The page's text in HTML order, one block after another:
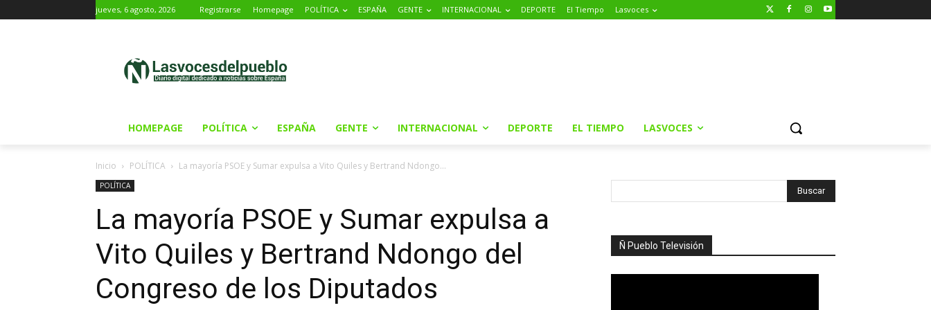
jueves, 6 agosto, 2026 Registrarse Homepage POLÍTICA ESPAÑA GENTE INTERNACIONAL DEPORTE El Tiempo Lasvoces
HOMEPAGE POLÍTICA ESPAÑA GENTE INTERNACIONAL DEPORTE EL TIEMPO LASVOCES
Inicio POLÍTICA La mayoría PSOE y Sumar expulsa a Vito Quiles y Bertrand Ndongo...
POLÍTICA
La mayoría PSOE y Sumar expulsa a
Vito Quiles y Bertrand Ndongo del
Congreso de los Diputados
Ñ Pueblo Televisión